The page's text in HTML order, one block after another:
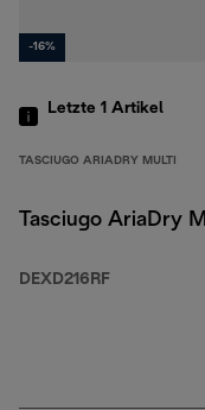
-16%
Letzte 1 Artikel
TASCIUGO ARIADRY MULTI
Tasciugo AriaDry
DEXD216RF